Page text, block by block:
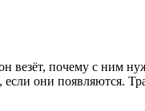
везёт, почему с ним
они появляются.